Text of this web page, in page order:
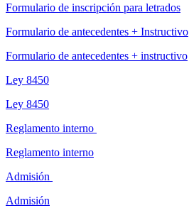
Formulario de inscripción para letrados
Formulario de antecedentes + Instructivo
Formulario de antecedentes + instructivo
Ley 8450
Ley 8450
Reglamento interno
Reglamento interno
Admisión
Admisión